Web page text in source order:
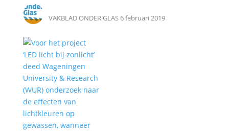
VAKBLAD ONDER GLAS6 februari 2019